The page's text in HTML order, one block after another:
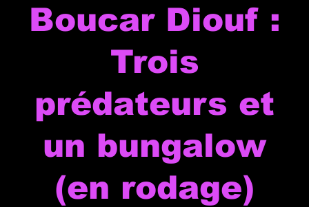
Boucar Diouf :
Trois
prédateurs et
un bungalow
(en rodage)